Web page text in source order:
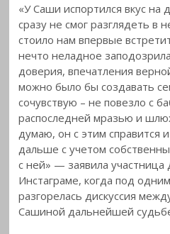
«У Саши испортился вкус на
сразу не смог разглядеть в
стоило нам впервые
нечто неладное
доверия, впечатления
можно было бы создавать
сочувствую – не повезло с
распоследней мразью и
думаю, он с этим справится
дальше с учетом
с ней» — заявила участница
Инстаграме, когда под
разгорелась дискуссия
Сашиной дальнейшей